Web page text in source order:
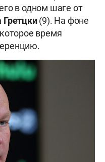
в одном шаге от
Гретцки(9). На фоне
время